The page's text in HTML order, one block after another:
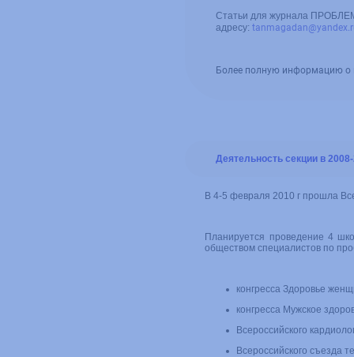
Cтатьи для журнала
адресу:
Более полную информацию о
Деятельность секции в 2008-
В 4-5 февраля 2010 г прошла
Планируется проведение 4
обществом специалистов по
конгресса Здоровье
конгресса Мужское
Всероссийского
Всероссийского съезда